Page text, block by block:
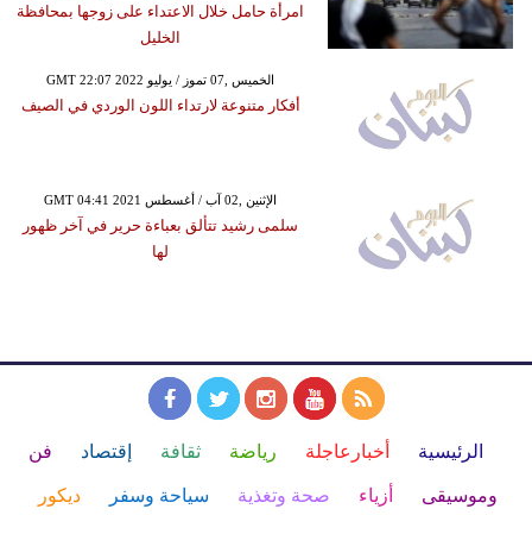
امرأة حامل خلال الاعتداء على زوجها بمحافظة
الخليل
GMT 22:07 2022 الخميس ,07 تموز / يوليو
أفكار متنوعة لارتداء اللون الوردي في الصيف
GMT 04:41 2021 الإثنين ,02 آب / أغسطس
سلمى رشيد تتألق بعباءة حرير في آخر ظهور
لها
الرئيسية أخبارعاجلة رياضة ثقافة إقتصاد فن
وموسيقى أزياء صحة وتغذية سياحة وسفر ديكور